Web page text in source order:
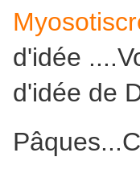
d'idée
d'idée de